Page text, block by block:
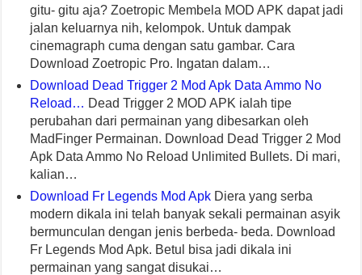
gitu- gitu aja? Zoetropic Membela MOD APK dapat jadi
jalan keluarnya nih, kelompok. Untuk dampak
cinemagraph cuma dengan satu gambar. Cara
Download Zoetropic Pro. Ingatan dalam…
Download Dead Trigger 2 Mod Apk Data Ammo No
Reload… Dead Trigger 2 MOD APK ialah tipe
perubahan dari permainan yang dibesarkan oleh
MadFinger Permainan. Download Dead Trigger 2 Mod
Apk Data Ammo No Reload Unlimited Bullets. Di mari,
kalian…
Download Fr Legends Mod Apk Diera yang serba
modern dikala ini telah banyak sekali permainan asyik
bermunculan dengan jenis berbeda- beda. Download
Fr Legends Mod Apk. Betul bisa jadi dikala ini
permainan yang sangat disukai…